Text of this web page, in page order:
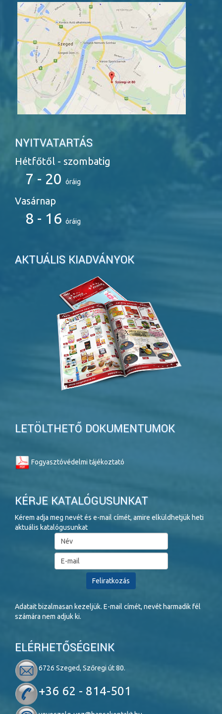
>
NYITVATARTÁS
Hétfőtől - szombatig
7 - 20 óráig
Vasárnap
8 - 16 óráig
AKTUÁLIS KIADVÁNYOK
LETÖLTHETŐ DOKUMENTUMOK
Fogyasztóvédelmi tájékoztató
KÉRJE KATALÓGUSUNKAT
Kérem adja meg nevét és e-mail címét, amire elküldhetjük heti
aktuális katalógusunkat
Adatait bizalmasan kezeljük. E-mail címét, nevét harmadik fél
számára nem adjuk ki.
ELÉRHETŐSÉGEINK
6726 Szeged, Szőregi út 80.
+36 62 - 814-501